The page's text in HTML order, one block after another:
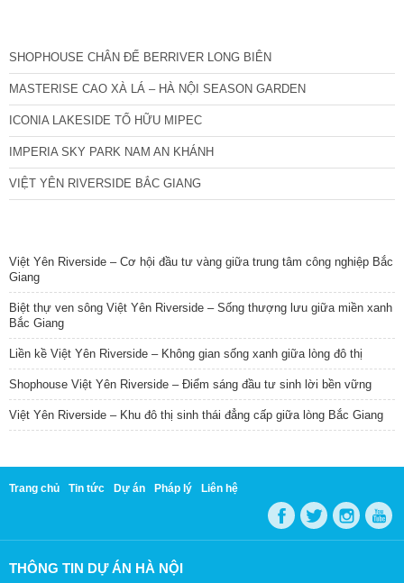
SHOPHOUSE CHÂN ĐẾ BERRIVER LONG BIÊN
MASTERISE CAO XÀ LÁ – HÀ NỘI SEASON GARDEN
ICONIA LAKESIDE TỐ HỮU MIPEC
IMPERIA SKY PARK NAM AN KHÁNH
VIỆT YÊN RIVERSIDE BẮC GIANG
Việt Yên Riverside – Cơ hội đầu tư vàng giữa trung tâm công nghiệp Bắc
Giang
Biệt thự ven sông Việt Yên Riverside – Sống thượng lưu giữa miền xanh
Bắc Giang
Liền kề Việt Yên Riverside – Không gian sống xanh giữa lòng đô thị
Shophouse Việt Yên Riverside – Điểm sáng đầu tư sinh lời bền vững
Việt Yên Riverside – Khu đô thị sinh thái đẳng cấp giữa lòng Bắc Giang
Trang chủ Tin tức Dự án Pháp lý Liên hệ
THÔNG TIN DỰ ÁN HÀ NỘI